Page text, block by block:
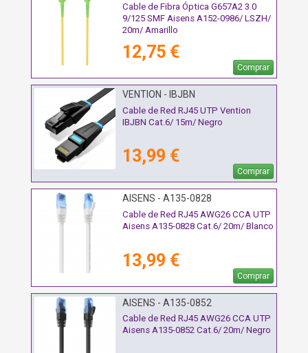
Cable de Fibra Óptica G657A2 3.0
9/125 SMF Aisens A152-0986/ LSZH/
20m/ Amarillo
12,75 €
Comprar
VENTION - IBJBN
Cable de Red RJ45 UTP Vention
IBJBN Cat.6/ 15m/ Negro
13,99 €
Comprar
AISENS - A135-0828
Cable de Red RJ45 AWG26 CCA UTP
Aisens A135-0828 Cat.6/ 20m/ Blanco
13,99 €
Comprar
AISENS - A135-0852
Cable de Red RJ45 AWG26 CCA UTP
Aisens A135-0852 Cat.6/ 20m/ Negro